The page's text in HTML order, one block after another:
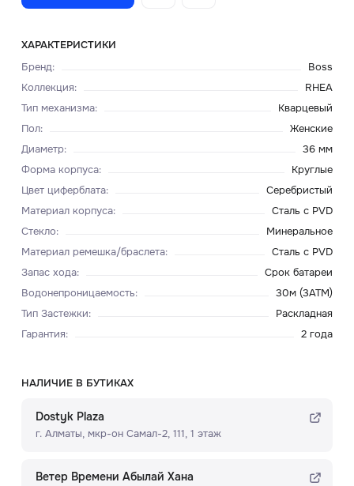
ХАРАКТЕРИСТИКИ
Бренд:
Boss
Коллекция:
RHEA
Тип механизма:
Кварцевый
Пол:
Женские
Диаметр:
36 мм
Форма корпуса:
Круглые
Цвет циферблата:
Серебристый
Материал корпуса:
Сталь с PVD
Стекло:
Минеральное
Материал ремешка/браслета:
Сталь с PVD
Запас хода:
Срок батареи
Водонепроницаемость:
30м (3ATM)
Тип Застежки:
Раскладная
Гарантия: 2 года
НАЛИЧИЕ В БУТИКАХ
Dostyk Plaza
г. Алматы, мкр-он Самал-2, 111, ​1 этаж
Ветер Времени Абылай Хана